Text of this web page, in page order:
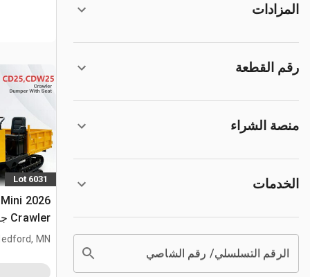
المزادات
رقم القطعة
منصة الشراء
الخدمات
الرقم التسلسلي/ رقم الشاصي
Lot 6031
Mini
Crawler جرار نقل (Unused)
MN